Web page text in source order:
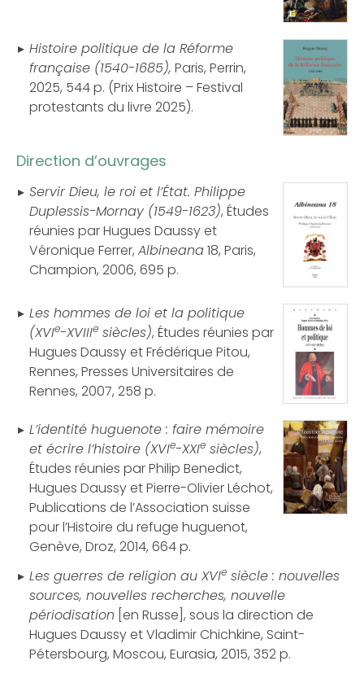
Histoire politique de la Réforme
française (1540-1685), Paris, Perrin,
2025, 544 p. (Prix Histoire – Festival
protestants du livre 2025).
Direction d’ouvrages
Servir Dieu, le roi et l’État. Philippe
Duplessis-Mornay (1549-1623), Études
réunies par Hugues Daussy et
Véronique Ferrer, Albineana18, Paris,
Champion, 2006, 695 p.
Les hommes de loi et la politique
(XVIe-XVIIIe siècles), Études réunies par
Hugues Daussy et Frédérique Pitou,
Rennes, Presses Universitaires de
Rennes, 2007, 258 p.
L’identité huguenote : faire mémoire
et écrire l’histoire (XVIe-XXIe siècles),
Études réunies par Philip Benedict,
Hugues Daussy et Pierre-Olivier Léchot,
Publications de l’Association suisse
pour l’Histoire du refuge huguenot,
Genève, Droz, 2014, 664 p.
Les guerres de religion au XVIe siècle : nouvelles
sources, nouvelles recherches, nouvelle
périodisation [en Russe], sous la direction de
Hugues Daussy et Vladimir Chichkine, Saint-
Pétersbourg, Moscou, Eurasia, 2015, 352 p.